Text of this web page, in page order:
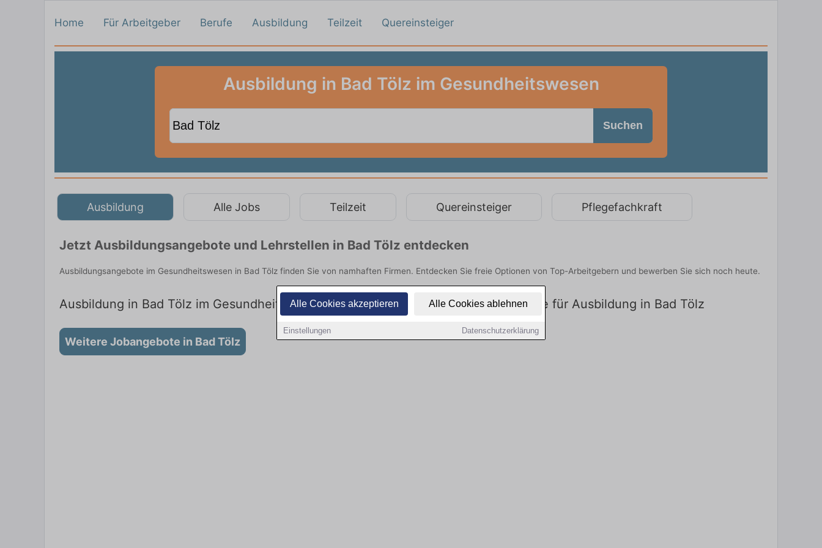
Alle Cookies akzeptieren Alle Cookies ablehnen
Einstellungen Datenschutzerklärung
Home Für Arbeitgeber Berufe Ausbildung Teilzeit Quereinsteiger
Ausbildung in Bad Tölz im Gesundheitswesen
Suchen
Ausbildung Alle Jobs Teilzeit Quereinsteiger Pflegefachkraft
Jetzt Ausbildungsangebote und Lehrstellen in Bad Tölz entdecken
Ausbildungsangebote im Gesundheitswesen in Bad Tölz finden Sie von namhaften Firmen. Entdecken Sie freie Optionen von Top-Arbeitgebern und bewerben Sie sich noch heute.
Ausbildung in Bad Tölz im Gesundheitswesen: Aktuell gibt es keine Stellenangebote für Ausbildung in Bad Tölz
Weitere Jobangebote in Bad Tölz